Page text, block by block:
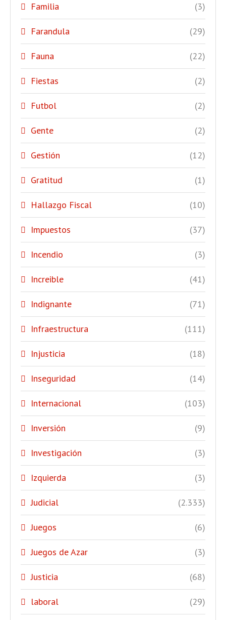
Familia (3)
Farandula (29)
Fauna (22)
Fiestas (2)
Futbol (2)
Gente (2)
Gestión (12)
Gratitud (1)
Hallazgo Fiscal (10)
Impuestos (37)
Incendio (3)
Increible (41)
Indignante (71)
Infraestructura (111)
Injusticia (18)
Inseguridad (14)
Internacional (103)
Inversión (9)
Investigación (3)
Izquierda (3)
Judicial (2.333)
Juegos (6)
Juegos de Azar (3)
Justicia (68)
laboral (29)